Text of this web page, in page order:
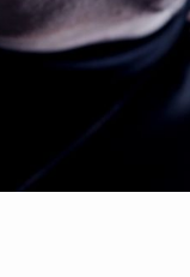
, and
posts.